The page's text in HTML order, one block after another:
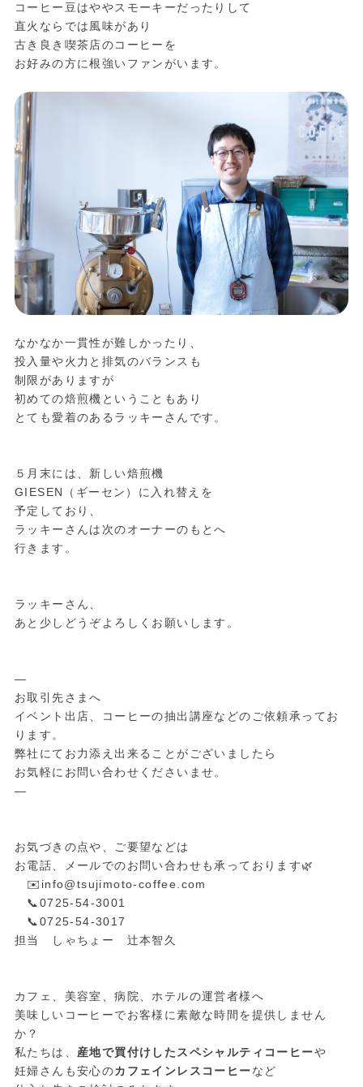
コーヒー豆はややスモーキーだったりして
直火ならでは風味があり
古き良き喫茶店のコーヒーを
お好みの方に根強いファンがいます。
なかなか一貫性が難しかったり、
投入量や火力と排気のバランスも
制限がありますが
初めての焙煎機ということもあり
とても愛着のあるラッキーさんです。
５月末には、新しい焙煎機
GIESEN（ギーセン）に入れ替えを
予定しており、
ラッキーさんは次のオーナーのもとへ
行きます。
ラッキーさん、
あと少しどうぞよろしくお願いします。
—
お取引先さまへ
イベント出店、コーヒーの抽出講座などのご依頼承ってお
ります。
弊社にてお力添え出来ることがございましたら
お気軽にお問い合わせくださいませ。
—
お気づきの点や、ご要望などは
お電話、メールでのお問い合わせも承っております🌿
✉️info@tsujimoto-coffee.com
📞0725-54-3001
📞0725-54-3017
担当 しゃちょー 辻本智久
カフェ、美容室、病院、ホテルの運営者様へ
美味しいコーヒーでお客様に素敵な時間を提供しません
か？
私たちは、 産地で買付けしたスペシャルティコーヒーや
妊婦さんも安心のカフェインレスコーヒーなど